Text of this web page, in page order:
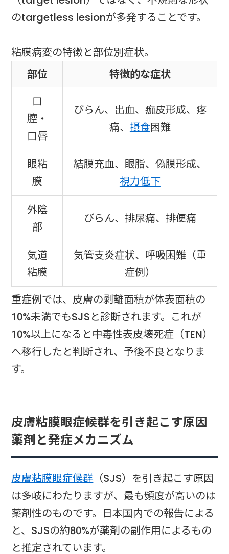
のtargetless lesionが多発することです。
粘膜病変の特徴と部位別症状。
部位
特徴的な症状
口
腔・
口唇
びらん、出血、痂皮形成、疼
痛、 摂食困難
眼粘
膜
結膜充血、眼脂、偽膜形成、
視力低下
外陰
部
びらん、排尿痛、排便痛
気道
粘膜
気管支炎症状、呼吸困難（重
症例）
重症例では、皮膚の剥離面積が体表面積の
10%未満でもSJSと診断されます。これが
10%以上になると中毒性表皮壊死症（TEN）
へ移行したと判断され、予後不良となりま
す。
皮膚粘膜眼症候群を引き起こす原因
薬剤と発症メカニズム
皮膚粘膜眼症候群 （SJS）を引き起こす原因
は多岐にわたりますが、最も頻度が高いのは
薬剤性のものです。日本国内での報告による
と、SJSの約80%が薬剤の副作用によるもの
と推定されています。